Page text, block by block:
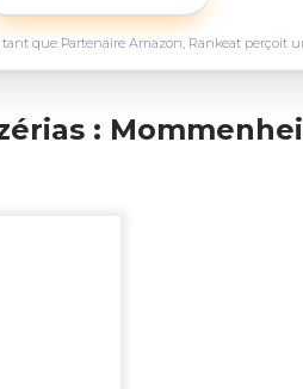
tant que Partenaire Amazon, Rankeat perçoit
: